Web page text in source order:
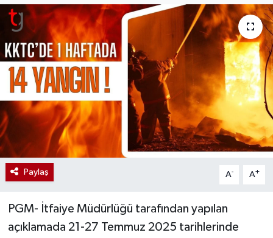
Paylaş A- A+
PGM- İtfaiye Müdürlüğü tarafından yapılan
açıklamada 21-27 Temmuz 2025 tarihlerinde